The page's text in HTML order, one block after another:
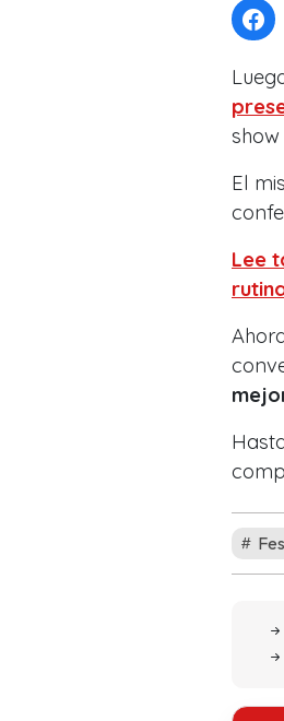
show
El
Lee